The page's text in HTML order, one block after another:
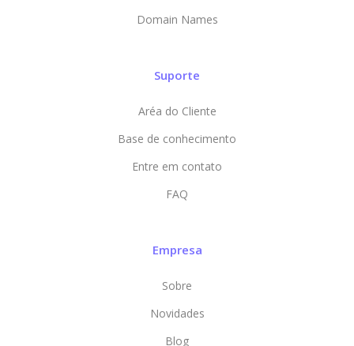
Domain Names
Suporte
Aréa do Cliente
Base de conhecimento
Entre em contato
FAQ
Empresa
Sobre
Novidades
Blog